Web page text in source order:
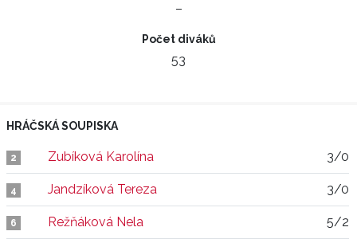
–
Počet diváků
53
HRÁČSKÁ SOUPISKA
2 Zubíková Karolína 3/0
4 Jandzíková Tereza 3/0
6 Režňáková Nela 5/2